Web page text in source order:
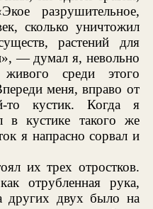
разрушительное,
сколько уничтожил
растений для
— думал я, невольно
живого среди этого
меня, вправо от
то кустик. Когда я
в кустике такого же
я напрасно сорвал и
их трех отростков.
отрубленная рука,
других двух было на